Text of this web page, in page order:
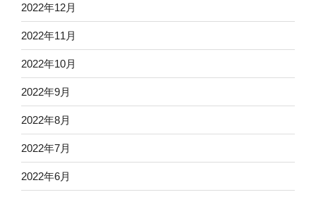
2022年12月
2022年11月
2022年10月
2022年9月
2022年8月
2022年7月
2022年6月